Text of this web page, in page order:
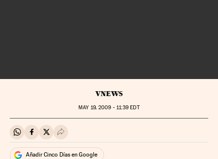
VNEWS
MAY19, 2009 - 11:39 EDT
Compartir en Whatsapp
Compartir en Facebook
Compartir en Twitter
Desplegar Redes Sociales
Añadir Cinco Días en Google